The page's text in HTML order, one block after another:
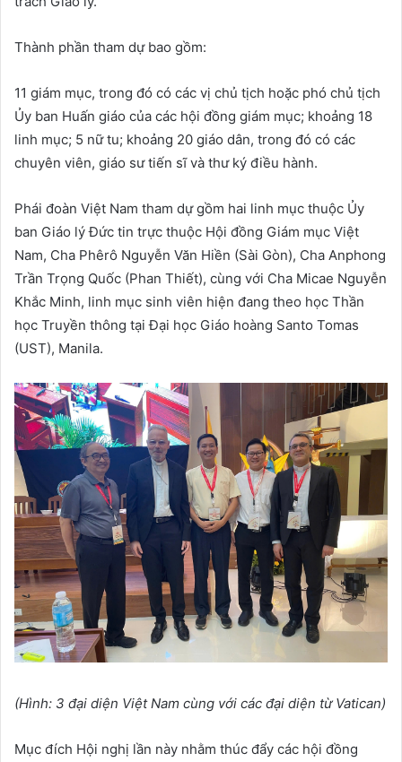
Thành phần tham dự bao gồm:
11 giám mục, trong đó có các vị chủ tịch hoặc phó chủ tịch
Ủy ban Huấn giáo của các hội đồng giám mục; khoảng 18
linh mục; 5 nữ tu; khoảng 20 giáo dân, trong đó có các
chuyên viên, giáo sư tiến sĩ và thư ký điều hành.
Phái đoàn Việt Nam tham dự gồm hai linh mục thuộc Ủy
ban Giáo lý Đức tin trực thuộc Hội đồng Giám mục Việt
Nam, Cha Phêrô Nguyễn Văn Hiền (Sài Gòn), Cha Anphong
Trần Trọng Quốc (Phan Thiết), cùng với Cha Micae Nguyễn
Khắc Minh, linh mục sinh viên hiện đang theo học Thần
học Truyền thông tại Đại học Giáo hoàng Santo Tomas
(UST), Manila.
(Hình: 3 đại diện Việt Nam cùng với các đại diện từ Vatican)
Mục đích Hội nghị lần này nhằm thúc đẩy các hội đồng